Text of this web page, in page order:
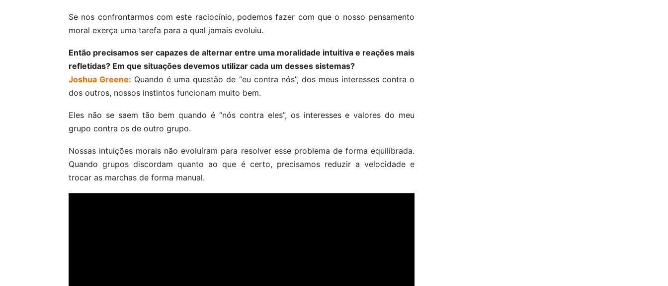
Se nos confrontarmos com este raciocínio, podemos fazer com que o nosso pensamento
moral exerça uma tarefa para a qual jamais evoluiu.
Então precisamos ser capazes de alternar entre uma moralidade intuitiva e reações mais
refletidas? Em que situações devemos utilizar cada um desses sistemas?
Joshua Greene: Quando é uma questão de “eu contra nós”, dos meus interesses contra o
dos outros, nossos instintos funcionam muito bem.
Eles não se saem tão bem quando é “nós contra eles”, os interesses e valores do meu
grupo contra os de outro grupo.
Nossas intuições morais não evoluíram para resolver esse problema de forma equilibrada.
Quando grupos discordam quanto ao que é certo, precisamos reduzir a velocidade e
trocar as marchas de forma manual.